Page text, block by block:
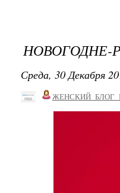
НОВОГОДНЕ-
Среда, 30 Декабря